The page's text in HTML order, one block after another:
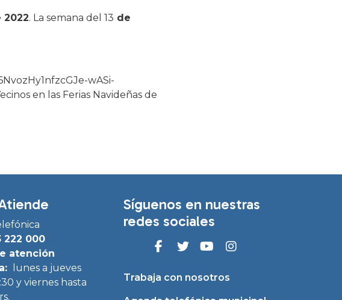
. La semana del 13 de
wASi-
en las Ferias Navideñas de
222 000
atención
lunes a jueves
y viernes hasta
Síguenos en nuestras
redes sociales
Trabaja con nosotros